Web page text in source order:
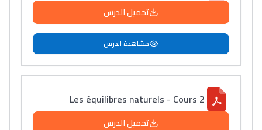
تحميل الدرس
مشاهدة الدرس
Les équilibres naturels - Cours 2
تحميل الدرس